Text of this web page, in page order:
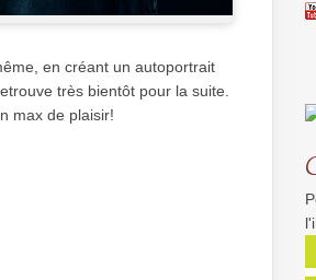
en créant un autoportrait
très bientôt pour la suite.
max de plaisir!